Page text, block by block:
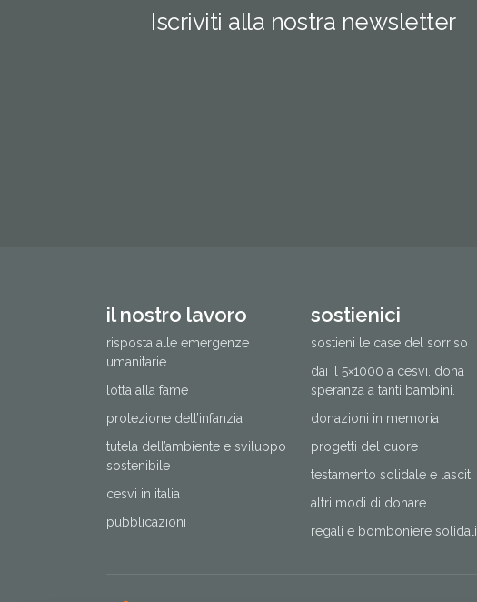
Iscriviti alla nostra newsletter
il nostro lavoro
risposta alle emergenze
umanitarie
lotta alla fame
protezione dell’infanzia
tutela dell’ambiente e sviluppo
sostenibile
cesvi in italia
pubblicazioni
sostienici
sostieni le case del sorriso
dai il 5×1000 a cesvi. dona
speranza a tanti bambini.
donazioni in memoria
progetti del cuore
testamento solidale e lasciti
altri modi di donare
regali e bomboniere solidali